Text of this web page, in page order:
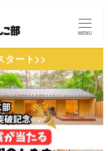
MENU
タート>>